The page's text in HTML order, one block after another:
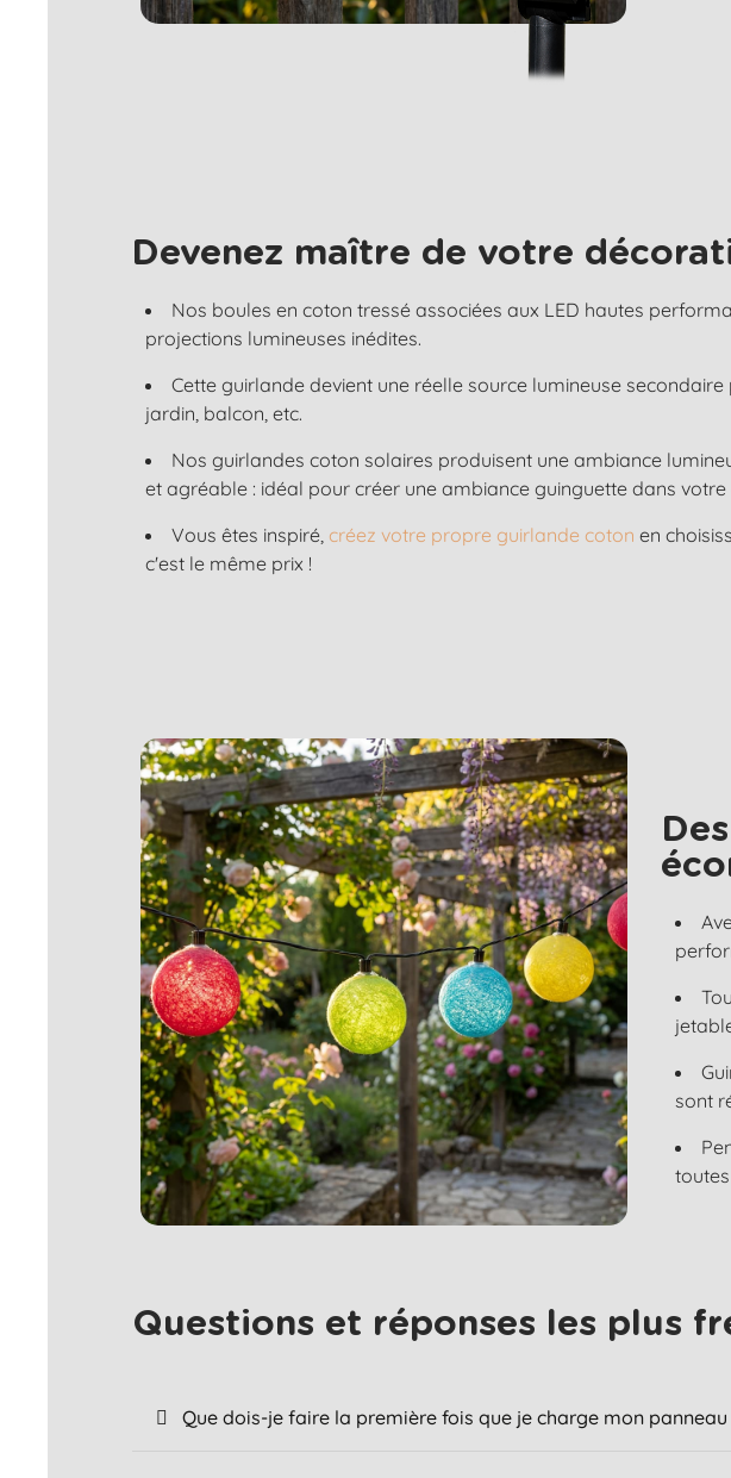
Devenez maître de votre
Nos boules en coton tressé associées aux LED hautes
projections lumineuses inédites.
Cette guirlande devient une réelle source lumineuse
jardin, balcon, etc.
Nos guirlandes coton solaires produisent une ambiance
et agréable : idéal pour créer une ambiance guinguette dans votre
Vous êtes inspiré, créez votre propre guirlande coton en
c'est le même prix !
sont
toutes
Questions et réponses les plus
Que dois-je faire la première fois que je charge mon